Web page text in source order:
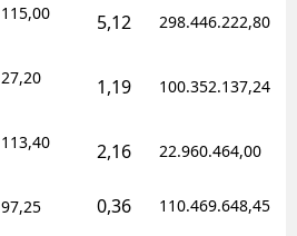
115,00 5,12 298.446.222,80
27,20 1,19 100.352.137,24
113,40 2,16 22.960.464,00
97,25 0,36 110.469.648,45